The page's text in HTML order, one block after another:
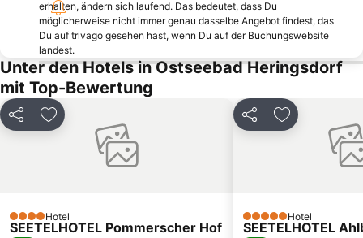
Przytór
Amber Baltic Golf Club
Śródmieście
Łukęcin Golf and Relax Club
Astoria
Plaża Łukęcin
Karsibór
Park Zdrojowy
Flughafen Heringsdorf
Seebrückenrestaurant
Plaża Grodno
U-Boot Museum Juliett U461
Plaża w Międzywodziu
Yachthafen Mönkebude
erhalten, ändern sich laufend. Das bedeutet, dass Du
möglicherweise nicht immer genau dasselbe Angebot findest, das
Du auf trivago gesehen hast, wenn Du auf der Buchungswebsite
landest.
Unter den Hotels in Ostseebad Heringsdorf
mit Top-Bewertung
Teilen Zu Favoriten hinzufügen
4 SterneHotel
SEETELHOTEL Pommerscher Hof
Teilen Zu Favoriten
5 SterneHotel
SEETELHOTEL